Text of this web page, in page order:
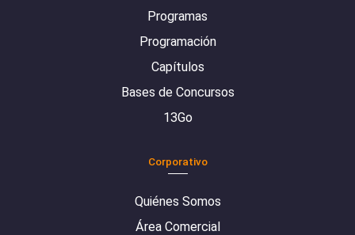
Programas
Programación
Capítulos
Bases de Concursos
13Go
Corporativo
Quiénes Somos
Área Comercial